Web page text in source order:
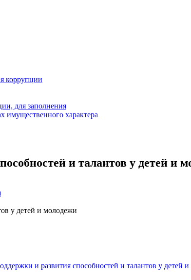
коррупции
для заполнения
имущественного характера
и талантов у детей и
у детей и молодежи
и развития способностей и талантов у детей